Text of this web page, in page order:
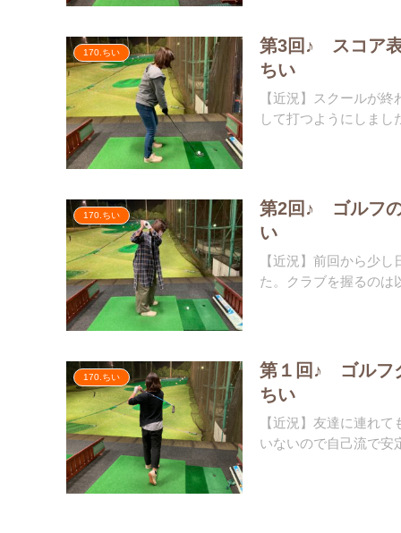
170.ちい
第3回♪ スコア
ちい
【近況】スクールが
して打つようにしまし
170.ちい
第2回♪ ゴルフ
い
【近況】前回から少
た。クラブを握るのは
170.ちい
第１回♪ ゴルフ
ちい
【近況】友達に連れ
いないので自己流で安